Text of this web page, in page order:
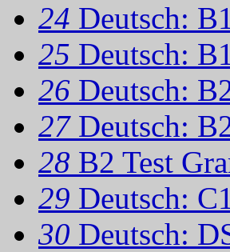
24 Deutsch: B1
25 Deutsch:
26 Deutsch:
27 Deutsch:
28 B2 Test
29 Deutsch: C1
30 Deutsch: